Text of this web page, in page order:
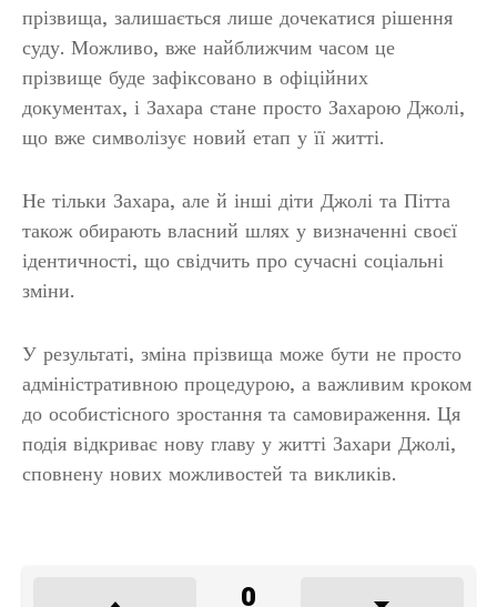
прізвища, залишається лише дочекатися рішення
суду. Можливо, вже найближчим часом це
прізвище буде зафіксовано в офіційних
документах, і Захара стане просто Захарою Джолі,
що вже символізує новий етап у її житті.
Не тільки Захара, але й інші діти Джолі та Пітта
також обирають власний шлях у визначенні своєї
ідентичності, що свідчить про сучасні соціальні
зміни.
У результаті, зміна прізвища може бути не просто
адміністративною процедурою, а важливим кроком
до особистісного зростання та самовираження. Ця
подія відкриває нову главу у житті Захари Джолі,
сповнену нових можливостей та викликів.
0